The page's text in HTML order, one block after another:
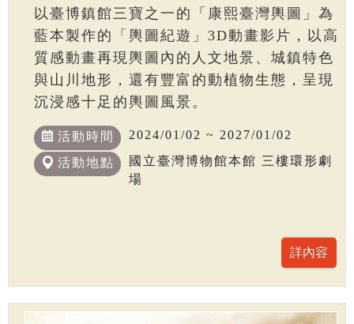
以臺博鎮館三寶之一的「康熙臺灣輿圖」為
藍本製作的「輿圖紀遊」3D動畫影片，以高
質感動畫再現輿圖內的人文地景、城鎮特色
與山川地形，還有豐富的動植物生態，呈現
沉浸感十足的輿圖風景。
活動時間 2024/01/02 ~ 2027/01/02
活動地點
國立臺灣博物館本館 三樓環形劇
場